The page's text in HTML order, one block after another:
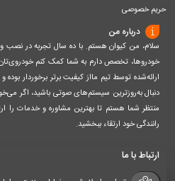
حریم خصوصی
درباره من
سلام، من کیوان هستم. با ده سال تجربه در
خودروها، تخصص دارم به شما کمک کنم
ارائه‌شده توسط تیم مااز کیفیت برتر برخوردار
دنبال به‌روزترین سیستم‌های صوتی باشید، اگر
منتظر شما هستم تا بهترین مشاوره و خدمات را
رانندگی خود ارتقاء ببخشید.
ارتباط با ما